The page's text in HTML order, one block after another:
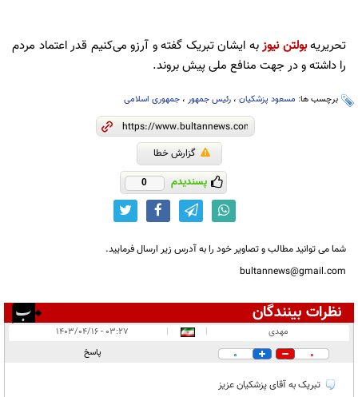
تحریریهبولتن نیوزبه ایشان تبریک گفته و آرزو می‌کنیم قدر اعتماد مردم
را داشته و در جهت منافع ملی پیش بروند.‌
برچسب ها: مسعود پزشکیان ، رئیس جمهور ، جمهوری اسلامی
گزارش خطا
پسندیدم 0
شما می توانید مطالب و تصاویر خود را به آدرس زیر ارسال فرمایید.
bultannews@gmail.com
نظرات بینندگان
در انتظار بررسی:
مهدی |
|
۰۳:۲۷ - ۱۴۰۳/۰۴/۱۶
0
0 پاسخ
تبریک به آقای پزشکیان عزیز